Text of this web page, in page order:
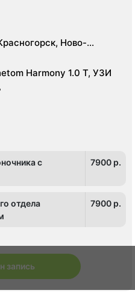
Ново-
Harmony 1.0 Т, УЗИ
с
7900 p.
отдела
7900 p.
запись